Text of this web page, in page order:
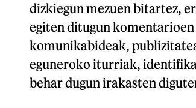
dizkiegun mezuen bitartez,
egiten ditugun
komunikabideak,
eguneroko iturriak,
behar dugun irakasten